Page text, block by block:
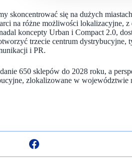
skoncentrować się na dużych
na różne możliwości lokalizacyjne,
koncepty Urban i Compact 2.0,
trzecie centrum
i PR.
650 sklepów do 2028 roku, a
zlokalizowane w